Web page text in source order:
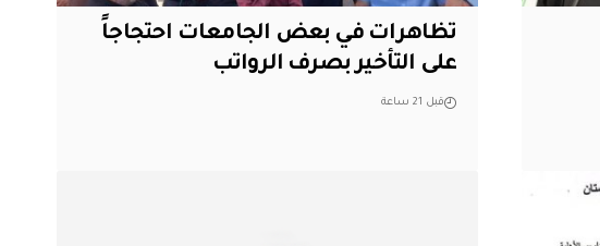
تظاهرات في بعض الجامعات احتجاجاً
على التأخير بصرف الرواتب
قبل 21 ساعة